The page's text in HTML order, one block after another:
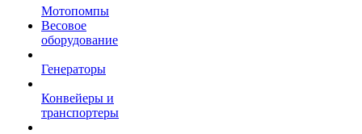
Мотопомпы
Весовое
оборудование
Генераторы
Конвейеры и
транспортеры